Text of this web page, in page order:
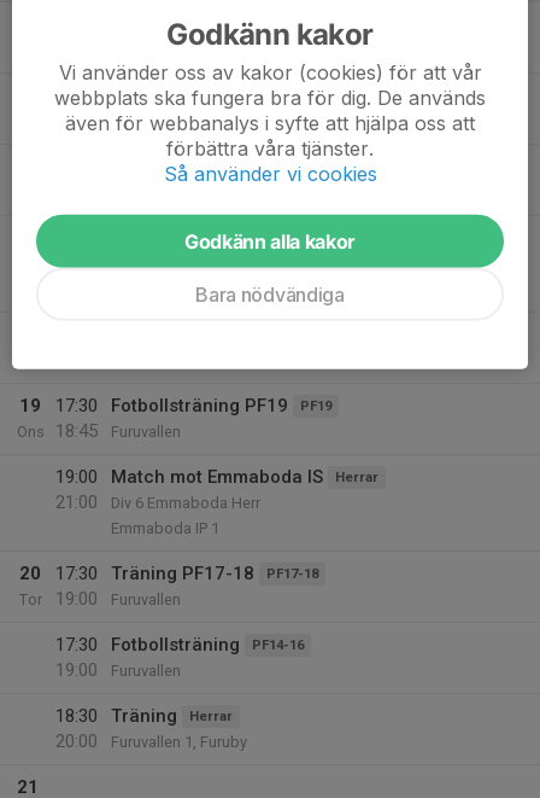
17:30
19:00
Träning PF17-18 PF17-18
Furuvallen
Fotbollsträning PF14-16
19:45
Match mot Östers IF 5 P14
Södra Höst (4, pojk)
Furuvallen 1, Furuby
19
Ons
17:30
18:45
Fotbollsträning PF19 PF19
Furuvallen
19:00
21:00
Match mot Emmaboda IS Herrar
Div 6 Emmaboda Herr
Emmaboda IP 1
20
Tor
17:30
19:00
Träning PF17-18 PF17-18
Furuvallen
17:30
19:00
Fotbollsträning PF14-16
Furuvallen
18:30
20:00
Träning Herrar
Furuvallen 1, Furuby
21
Godkänn kakor
Vi använder oss av kakor (cookies) för att vår
webbplats ska fungera bra för dig. De används
även för webbanalys i syfte att hjälpa oss att
förbättra våra tjänster.
Så använder vi cookies
Godkänn alla kakor
Bara nödvändiga